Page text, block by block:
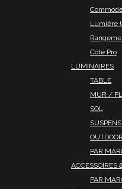
Lumière
Côté Pro
LUMINAIRES
TABLE
MUR /
SOL
OUTDOOR
PAR
ACCÉSSOIRES
PAR